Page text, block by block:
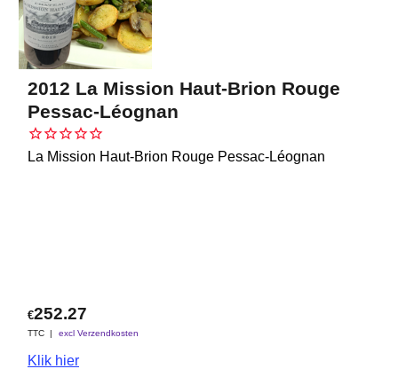
2012 La Mission Haut-Brion Rouge
Pessac-Léognan
La Mission Haut-Brion Rouge Pessac-Léognan
€252.27
TTC excl Verzendkosten
Klik hier